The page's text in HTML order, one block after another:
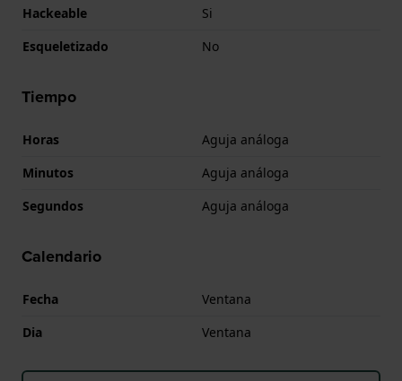
Hackeable
Si
Esqueletizado
No
Tiempo
Horas
Aguja análoga
Minutos
Aguja análoga
Segundos
Aguja análoga
Calendario
Fecha
Ventana
Dia
Ventana